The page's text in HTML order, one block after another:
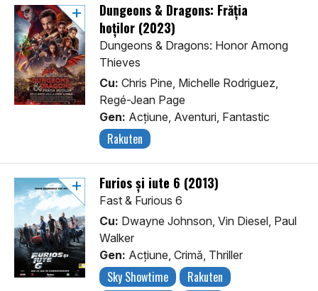
Dungeons & Dragons: Frăția
hoților (2023)
Dungeons & Dragons: Honor Among
Thieves
Cu: Chris Pine, Michelle Rodriguez,
Regé-Jean Page
Gen: Acţiune, Aventuri, Fantastic
Rakuten
Furios și iute 6 (2013)
Fast & Furious 6
Cu: Dwayne Johnson, Vin Diesel, Paul
Walker
Gen: Acţiune, Crimă, Thriller
Sky Showtime
Rakuten